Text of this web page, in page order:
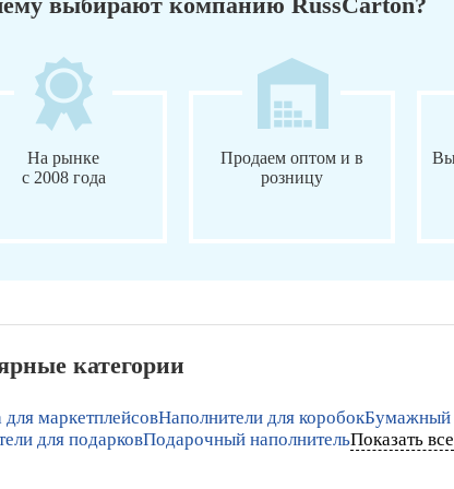
На рынке
с 2008 года
Продаем оптом и в
розницу
категории
для маркетплейсовНаполнители для коробокБумажный
для подарковПодарочный наполнительПоказать все